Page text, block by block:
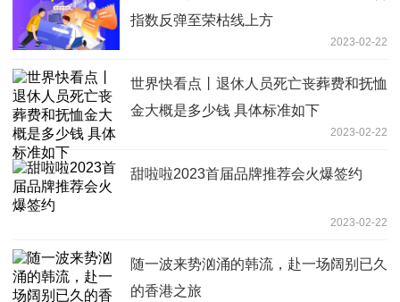
指数反弹至荣枯线上方
2023-02-22
世界快看点丨退休人员死亡丧葬费和抚恤
金大概是多少钱 具体标准如下
2023-02-22
甜啦啦2023首届品牌推荐会火爆签约
2023-02-22
随一波来势汹涌的韩流，赴一场阔别已久
的香港之旅